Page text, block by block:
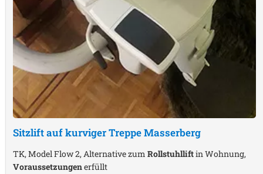
Sitzlift auf kurviger TreppeMasserberg
TK, Model Flow 2, Alternative zum Rollstuhlliftin Wohnung,
Voraussetzungenerfüllt